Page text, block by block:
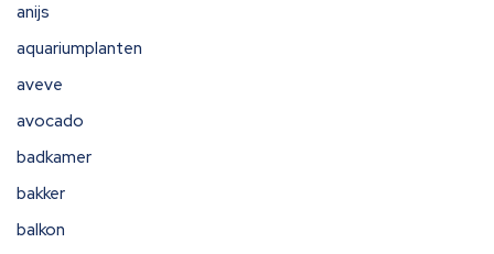
anijs
aquariumplanten
aveve
avocado
badkamer
bakker
balkon